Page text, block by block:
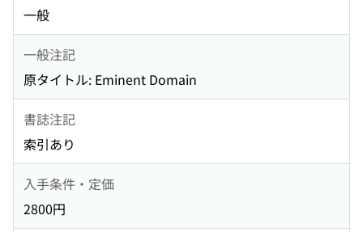
一般
一般注記
原タイトル: Eminent Domain
書誌注記
索引あり
入手条件・定価
2800円